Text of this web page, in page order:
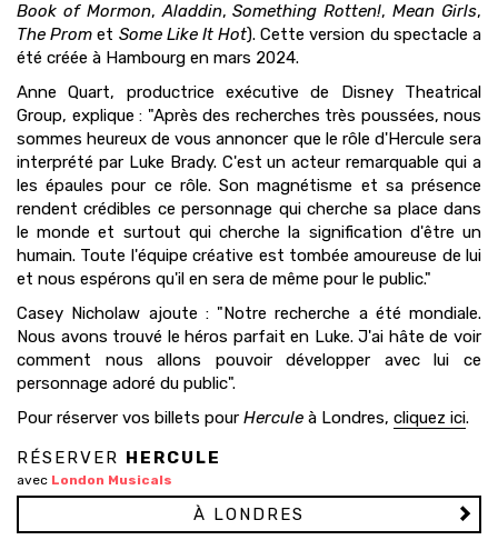
Book of Mormon,Aladdin,Something Rotten!,Mean Girls,
The Prom et Some Like It Hot). Cette version du spectacle a
été créée à Hambourg en mars 2024.
Anne Quart, productrice exécutive de Disney Theatrical
Group, explique : "Après des recherches très poussées, nous
sommes heureux de vous annoncer que le rôle d'Hercule sera
interprété par Luke Brady. C'est un acteur remarquable qui a
les épaules pour ce rôle. Son magnétisme et sa présence
rendent crédibles ce personnage qui cherche sa place dans
le monde et surtout qui cherche la signification d'être un
humain. Toute l'équipe créative est tombée amoureuse de lui
et nous espérons qu'il en sera de même pour le public."
Casey Nicholaw ajoute : "Notre recherche a été mondiale.
Nous avons trouvé le héros parfait en Luke. J'ai hâte de voir
comment nous allons pouvoir développer avec lui ce
personnage adoré du public".
Pour réserver vos billets pour Hercule à Londres, cliquez ici.
RÉSERVER HERCULE
avec London Musicals
À LONDRES